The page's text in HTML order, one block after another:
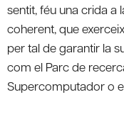
sentit, féu una crida a
coherent, que
per tal de garantir la
com el Parc de
Supercomputador o